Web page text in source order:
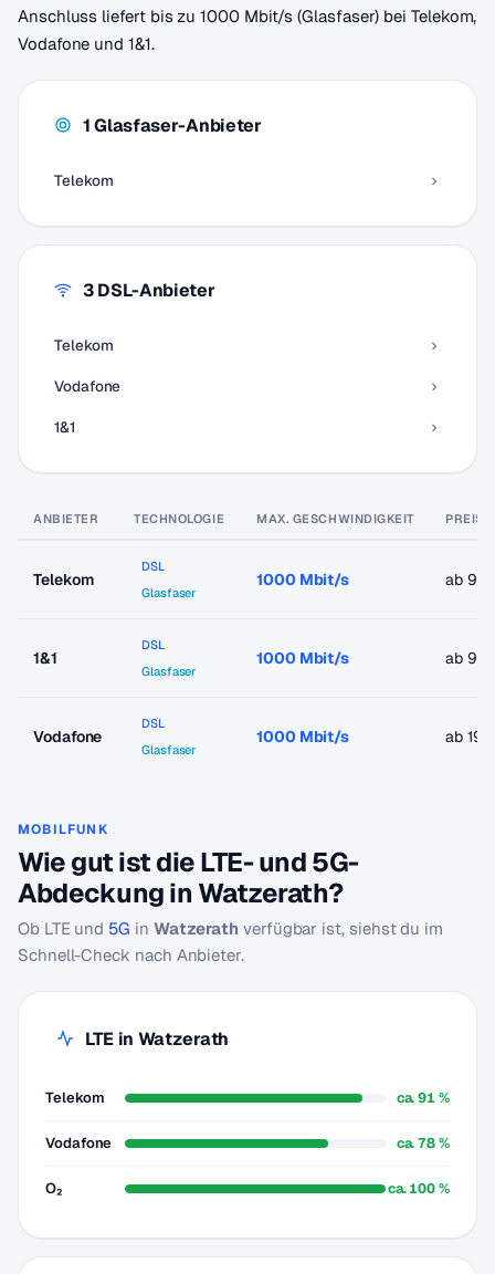
Anschluss liefert bis zu 1000 Mbit/s (Glasfaser) bei Telekom,
Vodafone und 1&1.
1 Glasfaser-Anbieter
Telekom
3 DSL-Anbieter
Telekom
Vodafone
1&1
ANBIETER TECHNOLOGIE MAX. GESCHWINDIGKEIT PREIS
Telekom
DSL
Glasfaser
1000 Mbit/s ab
1&1
DSL
Glasfaser
1000 Mbit/s ab
Vodafone
DSL
Glasfaser
1000 Mbit/s ab
MOBILFUNK
Wie gut ist die LTE- und 5G-
Abdeckung in Watzerath?
Ob LTE und 5G in Watzerath verfügbar ist, siehst du im
Schnell-Check nach Anbieter.
LTE in Watzerath
Telekom ca. 91 %
Vodafone ca. 78 %
O₂ ca. 100 %